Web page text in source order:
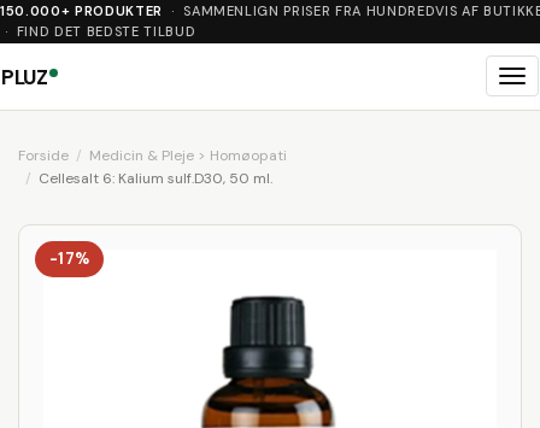
150.000+ PRODUKTER
· SAMMENLIGN PRISER FRA HUNDREDVIS AF
· FIND DET BEDSTE TILBUD
PLUZ
Forside
Medicin & Pleje > Homøopati
Cellesalt 6: Kalium sulf.D30, 50 ml.
-17%